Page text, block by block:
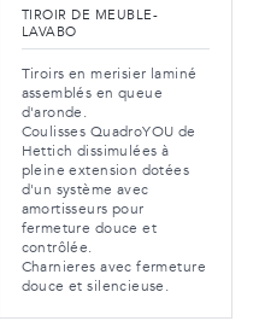
TIROIR DE MEUBLE-
LAVABO
Tiroirs en merisier laminé
assemblés en queue
d'aronde.
Coulisses QuadroYOU de
Hettich dissimulées à
pleine extension dotées
d'un système avec
amortisseurs pour
fermeture douce et
contrôlée.
Charnieres avec fermeture
douce et silencieuse.